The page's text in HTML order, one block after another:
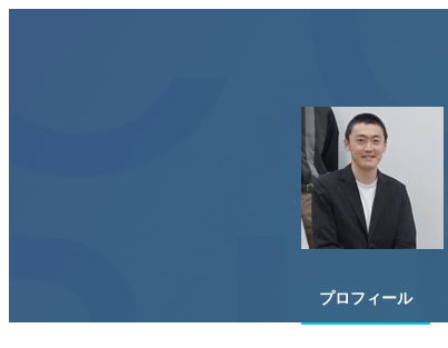
プロフィール